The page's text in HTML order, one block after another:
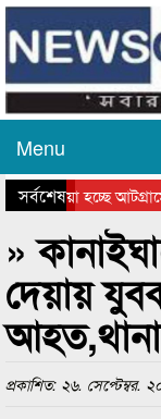
Menu
সর্বশেষ
যাওয়া হচ্ছে আটগ্রামে
পুরস্কার বিতরণ সম্পন্ন
»
দেয়ায়
প্রকাশিত: ২৬. সেপ্টেম্বর.